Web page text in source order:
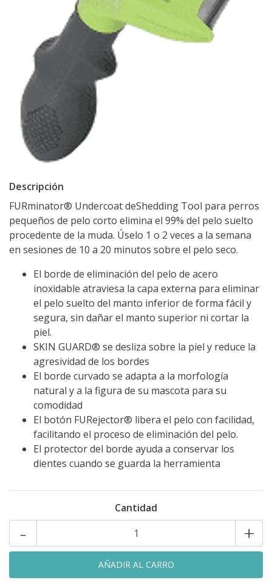
Descripción
FURminator® Undercoat deShedding Tool para perros
pequeños de pelo corto elimina el 99% del pelo suelto
procedente de la muda. Úselo 1 o 2 veces a la semana
en sesiones de 10 a 20 minutos sobre el pelo seco.
El borde de eliminación del pelo de acero
inoxidable atraviesa la capa externa para eliminar
el pelo suelto del manto inferior de forma fácil y
segura, sin dañar el manto superior ni cortar la
piel.
SKIN GUARD® se desliza sobre la piel y reduce la
agresividad de los bordes
El borde curvado se adapta a la morfología
natural y a la figura de su mascota para su
comodidad
El botón FURejector® libera el pelo con facilidad,
facilitando el proceso de eliminación del pelo.
El protector del borde ayuda a conservar los
dientes cuando se guarda la herramienta
Cantidad
+
-